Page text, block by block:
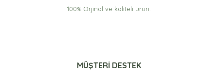
100% Orjinal ve kaliteli ürün.
MÜŞTERİ DESTEK